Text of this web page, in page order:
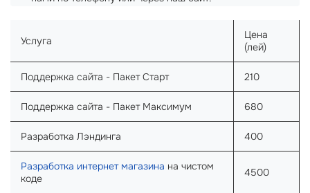
Услуга
Цена
(лей)
Поддержка сайта - Пакет Старт 210
Поддержка сайта - Пакет Максимум 680
Разработка Лэндинга 400
Разработка интернет магазина на чистом
коде
4500